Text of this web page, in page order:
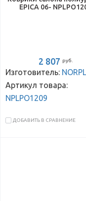
EPICA 06-
2 807 руб.
Изготовитель:
Артикул товара:
NPLPO1209
ДОБАВИТЬ В СРАВНЕНИЕ